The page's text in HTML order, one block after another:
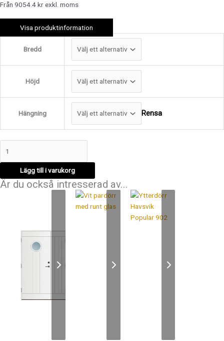
Från 9054.4 kr exkl. moms
Visa produktinformation
Bredd
Höjd
Hängning Rensa
Lägg till i varukorg
Är du också intresserad av...